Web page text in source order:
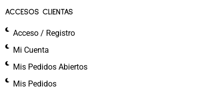
ACCESOS CLIENTAS
Acceso / Registro
Mi Cuenta
Mis Pedidos Abiertos
Mis Pedidos